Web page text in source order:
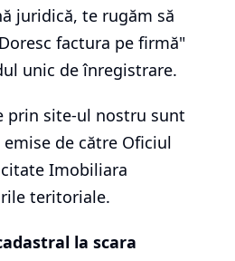
juridică, te rugăm să
factura pe firmă"
unic de înregistrare.
prin site-ul nostru sunt
de către Oficiul
Imobiliara
teritoriale.
la scara